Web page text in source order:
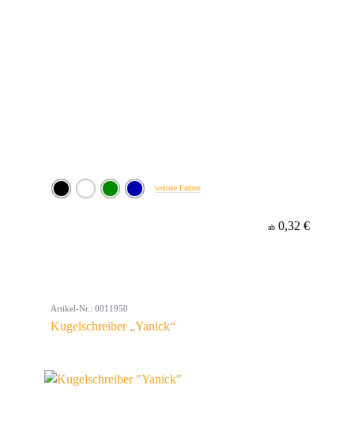
weitere Farben
ab 0,32 €
Artikel-Nr.: 0011950
Kugelschreiber „Yanick“